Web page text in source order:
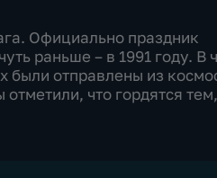
Официально праздник
раньше – в 1991 году. В
были отправлены из
что гордятся